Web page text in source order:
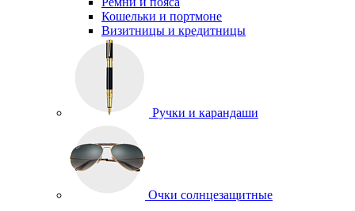
Кошельки и портмоне
Визитницы и кредитницы
Ручки и карандаши
Очки солнцезащитные